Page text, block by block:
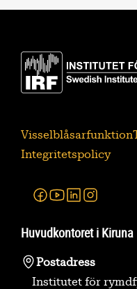
Visselblåsarfunktion
Integritetspolicy
Facebook
Youtube
Linkedin
Huvudkontoret i Kiruna
Postadress
Institutet för